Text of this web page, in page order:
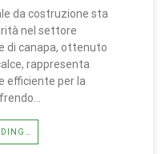
da costruzione sta
nel settore
di canapa, ottenuto
rappresenta
efficiente per la